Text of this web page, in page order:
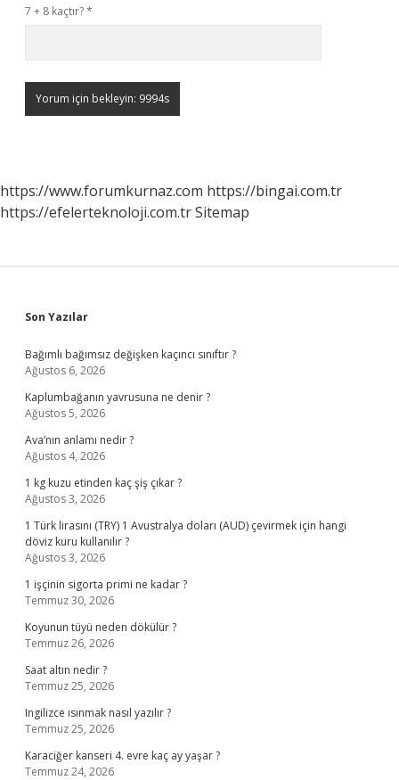
7 + 8 kaçtır?*
https://www.forumkurnaz.com https://bingai.com.tr
https://efelerteknoloji.com.trSitemap
Sidebar
Son Yazılar
Bağımlı bağımsız değişken kaçıncı sınıftır ?
Ağustos 6, 2026
Kaplumbağanın yavrusuna ne denir ?
Ağustos 5, 2026
Ava’nın anlamı nedir ?
Ağustos 4, 2026
1 kg kuzu etinden kaç şiş çıkar ?
Ağustos 3, 2026
1 Türk lirasını (TRY) 1 Avustralya doları (AUD) çevirmek için hangi
döviz kuru kullanılır ?
Ağustos 3, 2026
1 işçinin sigorta primi ne kadar ?
Temmuz 30, 2026
Koyunun tüyü neden dökülür ?
Temmuz 26, 2026
Saat altın nedir ?
Temmuz 25, 2026
Ingilizce ısınmak nasıl yazılır ?
Temmuz 25, 2026
Karaciğer kanseri 4. evre kaç ay yaşar ?
Temmuz 24, 2026